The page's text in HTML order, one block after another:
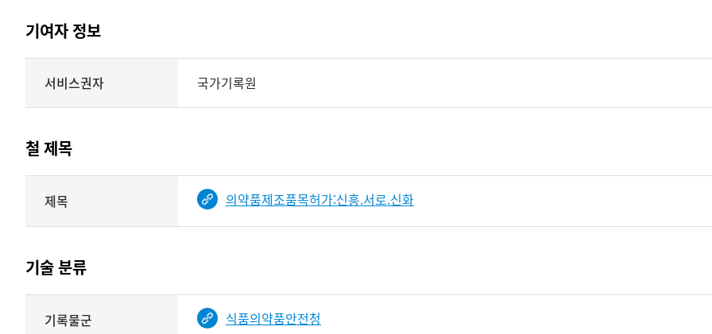
표현형태
제공
기여자 정보
기여자
정보를
테이블
기여자
제공됨
<
서비스권자 국가기록원
철 제목
기록물
건의
제목를
보여주는
표
제목 의약품제조품목허가:신흥.서로.신화
기술 분류
분류기록물군 식품의약품안전청